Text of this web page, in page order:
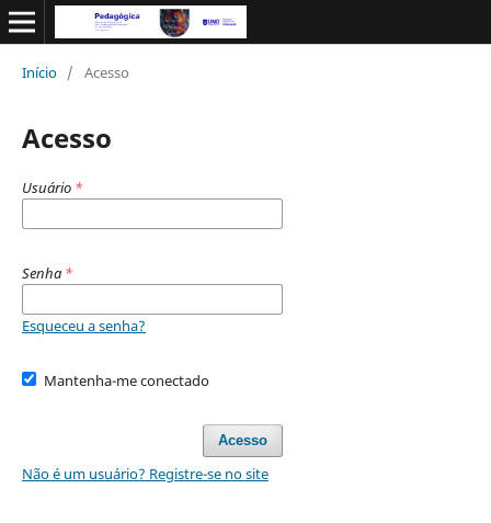
Início / Acesso
Acesso
Usuário *
Senha *
Esqueceu a senha?
Mantenha-me conectado
Acesso
Não é um usuário? Registre-se no site